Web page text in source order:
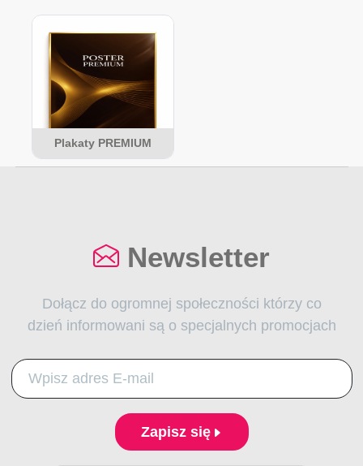
Plakaty PREMIUM
Newsletter
Dołącz do ogromnej społeczności którzy co
dzień informowani są o specjalnych promocjach
Zapisz się